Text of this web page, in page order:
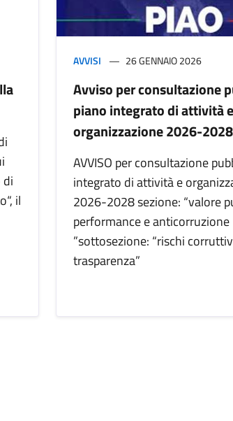
di
il
AVVISI 26 GENNAIO 2026
Avviso per consultazione
piano integrato di attività e
organizzazione 2026-2028
AVVISO per consultazione
integrato di attività e
2026-2028 sezione: “valore
performance e anticorruzione
”sottosezione: “rischi
trasparenza”